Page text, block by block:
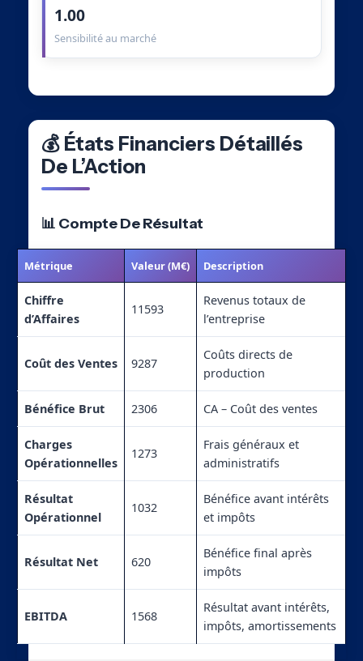
1.00
Sensibilité au marché
💰 États Financiers Détaillés
De L’Action
📊 Compte De Résultat
Métrique Valeur (M€) Description
Chiffre
d’Affaires
11593
Revenus totaux de
l’entreprise
Coût des Ventes 9287
Coûts directs de
production
Bénéfice Brut 2306 CA – Coût des ventes
Charges
Opérationnelles
1273
Frais généraux et
administratifs
Résultat
Opérationnel
1032
Bénéfice avant intérêts
et impôts
Résultat Net 620
Bénéfice final après
impôts
EBITDA 1568
Résultat avant intérêts,
impôts, amortissements